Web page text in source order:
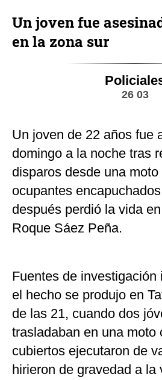
Un joven fue
en la zona sur
26 03
Un joven de 22 años fue
domingo a la noche tras
disparos desde una
ocupantes
después perdió la vida
Roque Sáez Peña.
Fuentes de investigación
el hecho se produjo en
de las 21, cuando dos
trasladaban en una moto
cubiertos ejecutaron de
hirieron de gravedad a la